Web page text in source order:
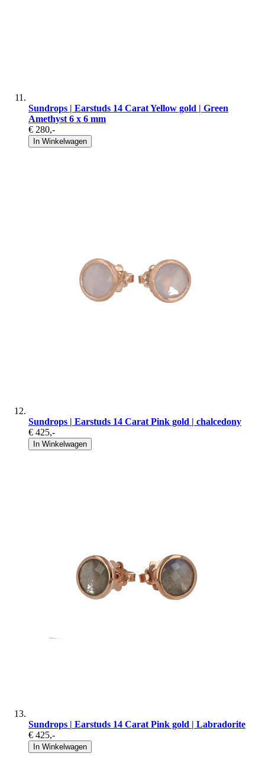
Sundrops | Earstuds 14 Carat Yellow gold | Green
Amethyst 6 x 6 mm
€ 280,-
In Winkelwagen
Sundrops | Earstuds 14 Carat Pink gold | chalcedony
€ 425,-
In Winkelwagen
Sundrops | Earstuds 14 Carat Pink gold | Labradorite
€ 425,-
In Winkelwagen